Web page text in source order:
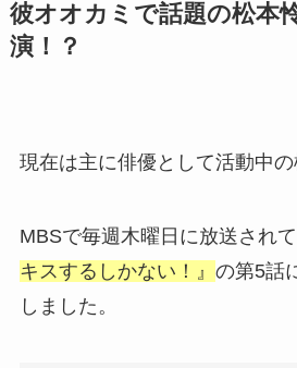
彼オオカミで話題の松本
演！？
現在は主に俳優として活動中の
MBSで毎週木曜日に放送され
キスするしかない！』 の第5話
しました。